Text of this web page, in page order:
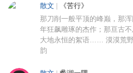
散文 《苦行》
那刀削一般平顶的峰巅，那
年狂飙雕琢的杰作；那亘古
大地永恒的絮语…… 漠漠荒
韵